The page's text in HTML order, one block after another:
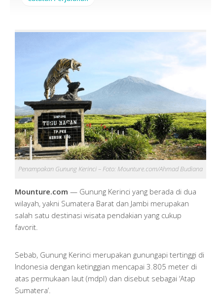
Penampakan Gunung Kerinci – Foto: Mounture.com/Ahmad Budiana
Mounture.com — Gunung Kerinci yang berada di dua
wilayah, yakni Sumatera Barat dan Jambi merupakan
salah satu destinasi wisata pendakian yang cukup
favorit.
Sebab, Gunung Kerinci merupakan gunungapi tertinggi di
Indonesia dengan ketinggian mencapai 3.805 meter di
atas permukaan laut (mdpl) dan disebut sebagai ‘Atap
Sumatera’.